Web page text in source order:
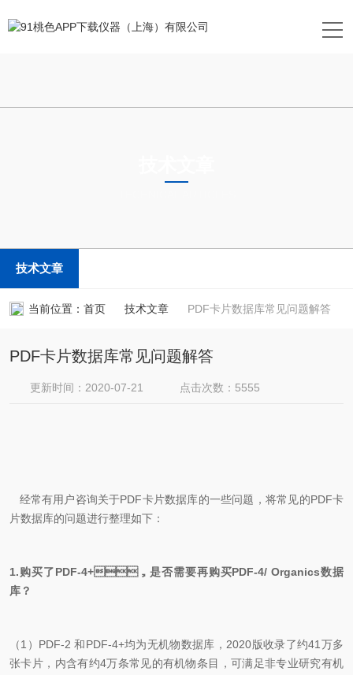
技术文章
当前位置： 首页 技术文章 PDF卡片数据库常见问题解答
PDF卡片数据库常见问题解答
更新时间：2020-07-21 点击次数：5555
经常有用户咨询关于PDF卡片数据库的一些问题，将常见的PDF卡
片数据库的问题进行整理如下：
1.购买了PDF-4+，是否需要再购买PDF-4/ Organics数据
库？
（1 ） PDF-2和PDF-4+均为无机物数据库，2020版收录了约41万多
张卡片，内含有约4万条常见的有机物条目，可满足非专业研究有机